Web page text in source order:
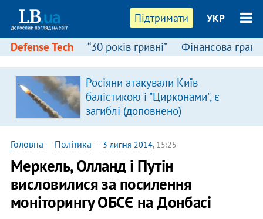
Підтримати УКР
Defense Tech “30 років гривні” Фінансова
Росіяни атакували Київ
балістикою і "Цирконами", є
загиблі (доповнено)
Головна — Політика — 3 липня 2014, 15:25
Меркель, Олланд і Путін
висловилися за посилення
моніторингу ОБСЄ на Донбасі